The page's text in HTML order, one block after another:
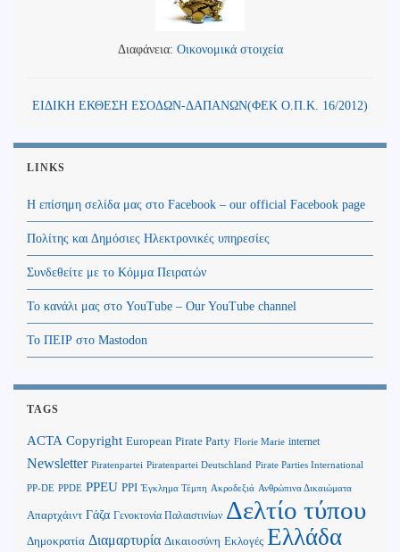
Διαφάνεια: Οικονομικά στοιχεία
ΕΙΔΙΚΗ ΕΚΘΕΣΗ ΕΣΟΔΩΝ-ΔΑΠΑΝΩΝ(ΦΕΚ Ο.Π.Κ. 16/2012)
LINKS
Η επίσημη σελίδα μας στο Facebook – our official Facebook page
Πολίτης και Δημόσιες Ηλεκτρονικές υπηρεσίες
Συνδεθείτε με το Κόμμα Πειρατών
Το κανάλι μας στο YouTube – Our YouTube channel
Το ΠΕΙΡ στο Mastodon
TAGS
ACTA Copyright European Pirate Party Florie Marie internet
Newsletter Piratenpartei Piratenpartei Deutschland Pirate Parties International
PP-DE PPDE PPEU PPI Έγκλημα Τέμπη Ακροδεξιά Ανθρώπινα Δικαιώματα
Απαρτχάιντ Γάζα Γενοκτονία Παλαιστινίων Δελτίο τύπου
Δημοκρατία Διαμαρτυρία Δικαιοσύνη Εκλογές Ελλάδα